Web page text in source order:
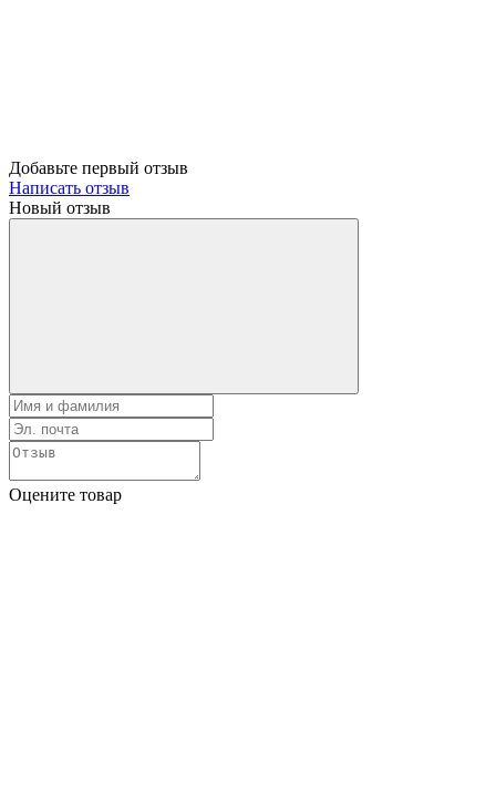
Добавьте первый отзыв
Написать отзыв
Новый отзыв
Оцените товар